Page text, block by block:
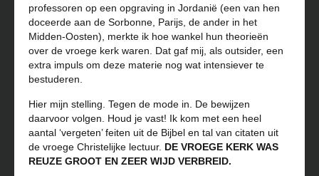
professoren op een opgraving in Jordanië (een van hen
doceerde aan de Sorbonne, Parijs, de ander in het
Midden-Oosten), merkte ik hoe wankel hun theorieën
over de vroege kerk waren. Dat gaf mij, als outsider, een
extra impuls om deze materie nog wat intensiever te
bestuderen.
Hier mijn stelling. Tegen de mode in. De bewijzen
daarvoor volgen. Houd je vast! Ik kom met een heel
aantal ‘vergeten’ feiten uit de Bijbel en tal van citaten uit
de vroege Christelijke lectuur. DE VROEGE KERK WAS
REUZE GROOT EN ZEER WIJD VERBREID.